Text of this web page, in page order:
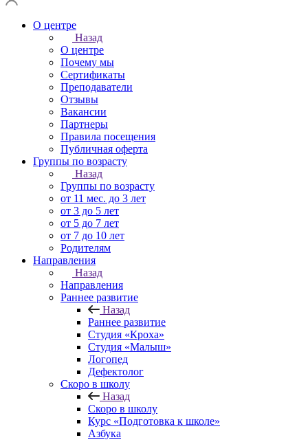
О центре
Назад
О центре
Почему мы
Сертификаты
Преподаватели
Отзывы
Вакансии
Партнеры
Правила посещения
Публичная оферта
Группы по возрасту
Назад
Группы по возрасту
от 11 мес. до 3 лет
от 3 до 5 лет
от 5 до 7 лет
от 7 до 10 лет
Родителям
Направления
Назад
Направления
Раннее развитие
Назад
Раннее развитие
Студия «Кроха»
Студия «Малыш»
Логопед
Дефектолог
Скоро в школу
Назад
Скоро в школу
Курс «Подготовка к школе»
Азбука